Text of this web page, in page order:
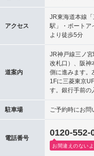
アクセス
JR東海道本線
駅」・ポートア
より徒歩5分
道案内
JR神戸線三ノ
改札口）、阪神
側に進みます。
1Fに三菱東京
す。銀行手前の
駐車場 ご予約時にお
電話番号
0120-552-
お間違えのない